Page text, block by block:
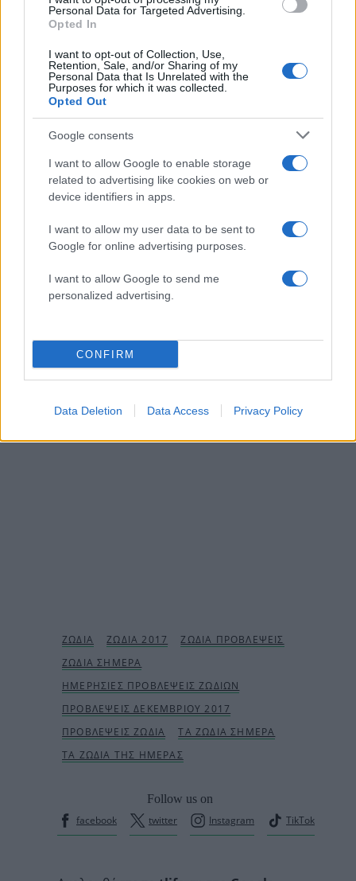
Personal Data for Targeted Advertising.
Opted In
I want to opt-out of Collection, Use,
Retention, Sale, and/or Sharing of my
Personal Data that Is Unrelated with the
Purposes for which it was collected.
Opted Out
Google consents
I want to allow Google to enable storage
related to advertising like cookies on web or
device identifiers in apps.
I want to allow my user data to be sent to
Google for online advertising purposes.
I want to allow Google to send me
personalized advertising.
CONFIRM
Data Deletion Data Access Privacy Policy
καριέρα σου, βλέπεις ότι πλέον
αποτελούν παρελθόν. Άρχισες να
βλέπεις φως από τις 23 του μήνα οπότε
και ο Ερμής επέστρεψε σε ορθή πορεία
και όσο περνάνε οι μέρες βλέπεις ότι η
κατάσταση βελτιώνεται περισσότερο. Η
σύνδεση του Ερμή με την Αφροδίτη
μπορεί να φέρει ακόμη πιο θετικά
αποτελέσματα στην προσωπική σου
ζωή και να αισθανθείς μεγαλύτερη
ικανοποίηση. Ο Ήλιος, η Αφροδίτη και ο
Ερμής φαίνεται να ενδιαφέρονται
επίσης πολύ για την επαγγελματική σου
πλανήτες είναι με το μέρος σου και
κάνε τις κατάλληλες κινήσεις για να δεις
με τις σωστές κινήσεις θα δεις βελτίωση
και στα οικονομικά σου.
Follow us on
facebook
twitter Instagram TikTok